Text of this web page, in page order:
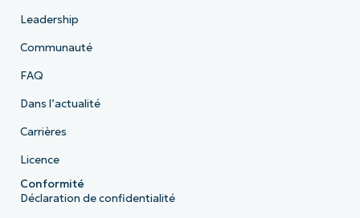
Leadership
Communauté
FAQ
Dans l’actualité
Carrières
Licence
Conformité
Déclaration de confidentialité